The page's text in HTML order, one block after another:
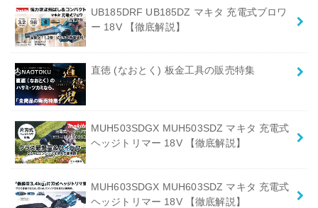
UB185DRF UB185DZ マキタ 充電式ブロワ
ー 18V 【徹底解説】
直徳 (なおとく) 板金工具の販売特集
MUH503SDGX MUH503SDZ マキタ 充電式
ヘッジトリマー 18V 【徹底解説】
MUH603SDGX MUH603SDZ マキタ 充電式
ヘッジトリマー 18V 【徹底解説】